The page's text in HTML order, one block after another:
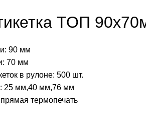
ТОП
90 мм
70 мм
в рулоне: 500 шт.
25 мм,40 мм,76 мм
термопечать